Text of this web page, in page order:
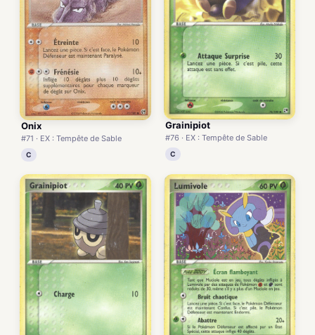
Onix
#71 · EX : Tempête de Sable
C
Grainipiot
#76 · EX : Tempête de Sable
C